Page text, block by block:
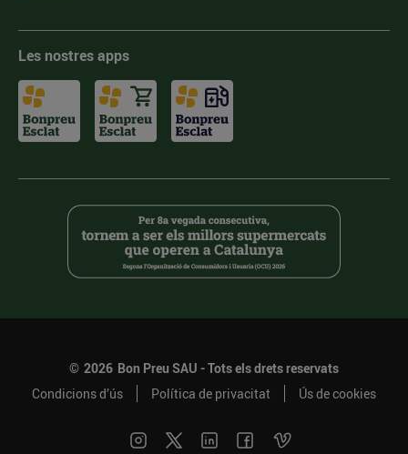
Les nostres apps
© 2026 Bon Preu SAU - Tots els drets reservats
Condicions d’ús
Política de privacitat Ús de cookies